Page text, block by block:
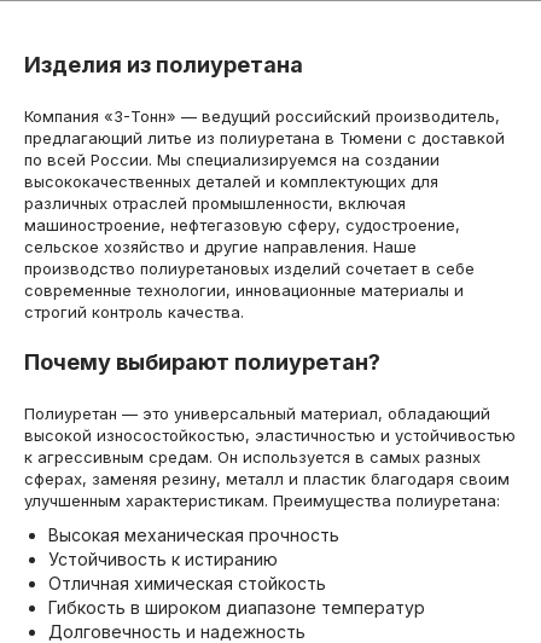
Изделия из полиуретана
Компания «3-Тонн» — ведущий российский производитель,
предлагающий литье из полиуретана в Тюмени с доставкой
по всей России. Мы специализируемся на создании
высококачественных деталей и комплектующих для
различных отраслей промышленности, включая
машиностроение, нефтегазовую сферу, судостроение,
сельское хозяйство и другие направления. Наше
производство полиуретановых изделий сочетает в себе
современные технологии, инновационные материалы и
строгий контроль качества.
Почему выбирают полиуретан?
Полиуретан — это универсальный материал, обладающий
высокой износостойкостью, эластичностью и устойчивостью
к агрессивным средам. Он используется в самых разных
сферах, заменяя резину, металл и пластик благодаря своим
улучшенным характеристикам. Преимущества полиуретана:
Высокая механическая прочность
Устойчивость к истиранию
Отличная химическая стойкость
Гибкость в широком диапазоне температур
Долговечность и надежность